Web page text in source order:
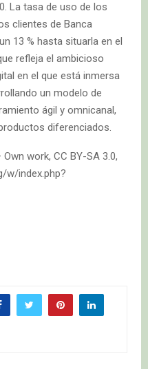
La tasa de uso de los
clientes de Banca
13 % hasta situarla en el
refleja el ambicioso
en el que está inmersa
un modelo de
ágil y omnicanal,
diferenciados.
work, CC BY-SA 3.0,
w/index.php?